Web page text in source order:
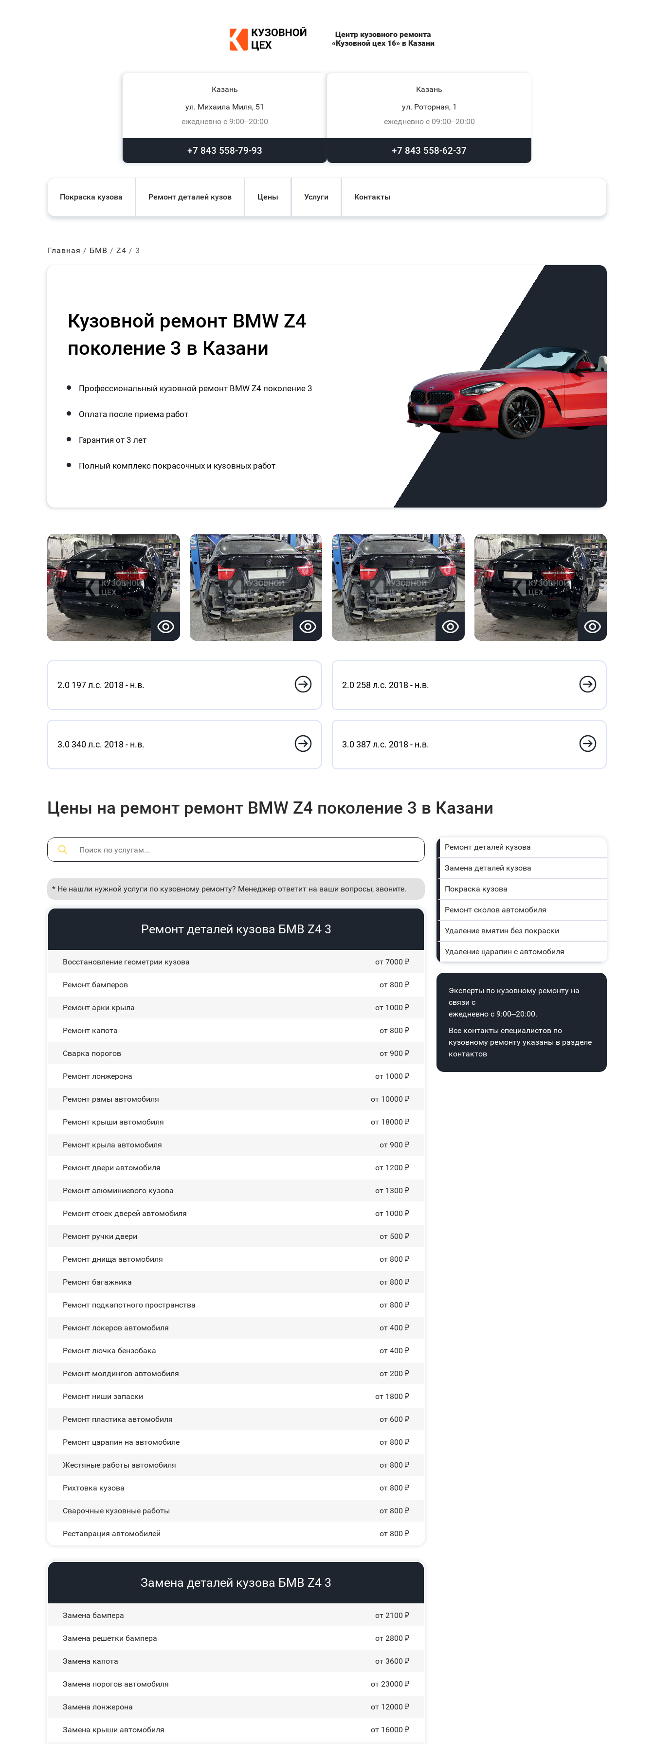
Центр кузовного ремонта
«Кузовной цех 16» в Казани
Казань
ул. Михаила Миля, 51
ежедневно с 9:00–20:00
+7 843 558-79-93
Казань
ул. Роторная, 1
ежедневно с 09:00–20:00
+7 843 558-62-37
Покраска кузова Ремонт деталей кузов Цены Услуги Контакты
Главная БМВ Z4 3
Кузовной ремонт BMW Z4
поколение 3 в Казани
Профессиональный кузовной ремонт BMW Z4 поколение 3
Оплата после приема работ
Гарантия от 3 лет
Полный комплекс покрасочных и кузовных работ
2.0 197 л.с. 2018 - н.в. 2.0 258 л.с. 2018 - н.в.
3.0 340 л.с. 2018 - н.в. 3.0 387 л.с. 2018 - н.в.
Цены на ремонт ремонт BMW Z4 поколение 3 в Казани
* Не нашли нужной услуги по кузовному ремонту? Менеджер ответит на ваши вопросы, звоните.
Ремонт деталей кузова БМВ Z4 3
Восстановление геометрии кузова от 7000 ₽
Ремонт бамперов от 800 ₽
Ремонт арки крыла от 1000 ₽
Ремонт капота от 800 ₽
Сварка порогов от 900 ₽
Ремонт лонжерона от 1000 ₽
Ремонт рамы автомобиля от 10000 ₽
Ремонт крыши автомобиля от 18000 ₽
Ремонт крыла автомобиля от 900 ₽
Ремонт двери автомобиля от 1200 ₽
Ремонт алюминиевого кузова от 1300 ₽
Ремонт стоек дверей автомобиля от 1000 ₽
Ремонт ручки двери от 500 ₽
Ремонт днища автомобиля от 800 ₽
Ремонт багажника от 800 ₽
Ремонт подкапотного пространства от 800 ₽
Ремонт лoĸepoв автомобиля от 400 ₽
Ремонт лючка бензобака от 400 ₽
Ремонт молдингов автомобиля от 200 ₽
Ремонт ниши запаски от 1800 ₽
Ремонт пластика автомобиля от 600 ₽
Ремонт царапин на автомобиле от 800 ₽
Жестяные работы автомобиля от 800 ₽
Рихтовка кузова от 800 ₽
Сварочные кузовные работы от 800 ₽
Реставрация автомобилей от 800 ₽
Замена деталей кузова БМВ Z4 3
Замена бампера от 2100 ₽
Замена решетки бампера от 2800 ₽
Замена капота от 3600 ₽
Замена порогов автомобиля от 23000 ₽
Замена лонжерона от 12000 ₽
Замена крыши автомобиля от 16000 ₽
Ремонт деталей кузова
Замена деталей кузова
Покраска кузова
Ремонт сколов автомобиля
Удаление вмятин без покраски
Удаление царапин с автомобиля
Эксперты по кузовному ремонту на
связи с
ежедневно с 9:00–20:00.
Все контакты специалистов по
кузовному ремонту указаны в разделе
контактов